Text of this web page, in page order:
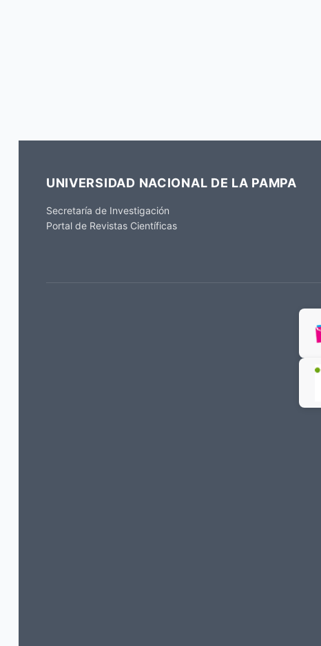
UNIVERSIDAD NACIONAL DE LA PAMPA
Secretaría de Investigación
Portal de Revistas Científicas